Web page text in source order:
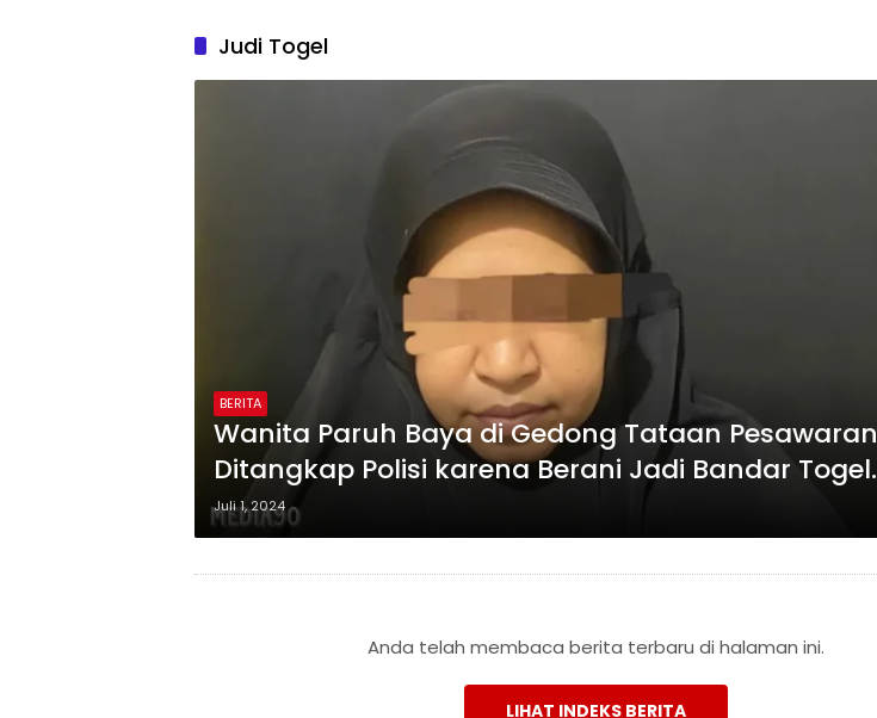
Judi Togel
BERITA
Wanita Paruh Baya di Gedong Tataan Pesawaran
Ditangkap Polisi karena Berani Jadi Bandar Togel
Hongkong
Juli 1, 2024
Anda telah membaca berita terbaru di halaman ini.
LIHAT INDEKS BERITA